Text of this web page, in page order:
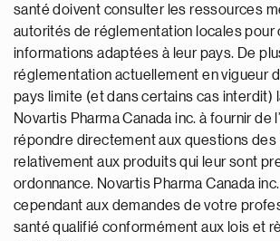
santé doivent consulter les ressources
autorités de réglementation locales pour
informations adaptées à leur pays. De
réglementation actuellement en vigueur
pays limite (et dans certains cas interdit)
Novartis Pharma Canada inc. à fournir de
répondre directement aux questions des
relativement aux produits qui leur sont
ordonnance. Novartis Pharma Canada
cependant aux demandes de votre
santé qualifié conformément aux lois et